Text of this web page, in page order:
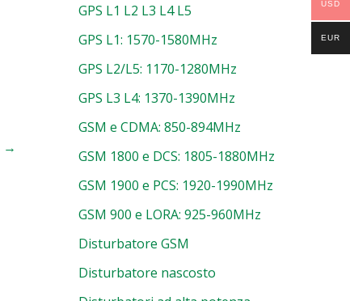
→
GPS L1 L2 L3 L4 L5
GPS L1: 1570-1580MHz
GPS L2/L5: 1170-1280MHz
GPS L3 L4: 1370-1390MHz
GSM e CDMA: 850-894MHz
GSM 1800 e DCS: 1805-1880MHz
GSM 1900 e PCS: 1920-1990MHz
GSM 900 e LORA: 925-960MHz
Disturbatore GSM
Disturbatore nascosto
USD
EUR